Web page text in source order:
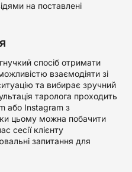
на поставлені
спосіб отримати
взаємодіяти зі
та вибирає зручний
таролога проходить
або Instagram з
цьому можна побачити
сесії клієнту
запитання для